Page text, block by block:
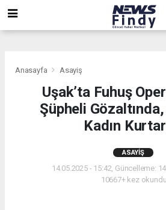
Anasayfa Asayiş
Uşak’ta Fuhuş
Şüpheli
Kadın
ASAYIŞ
14.05.2025 - 15:42, Güncelleme:
10667+ kez okundu.